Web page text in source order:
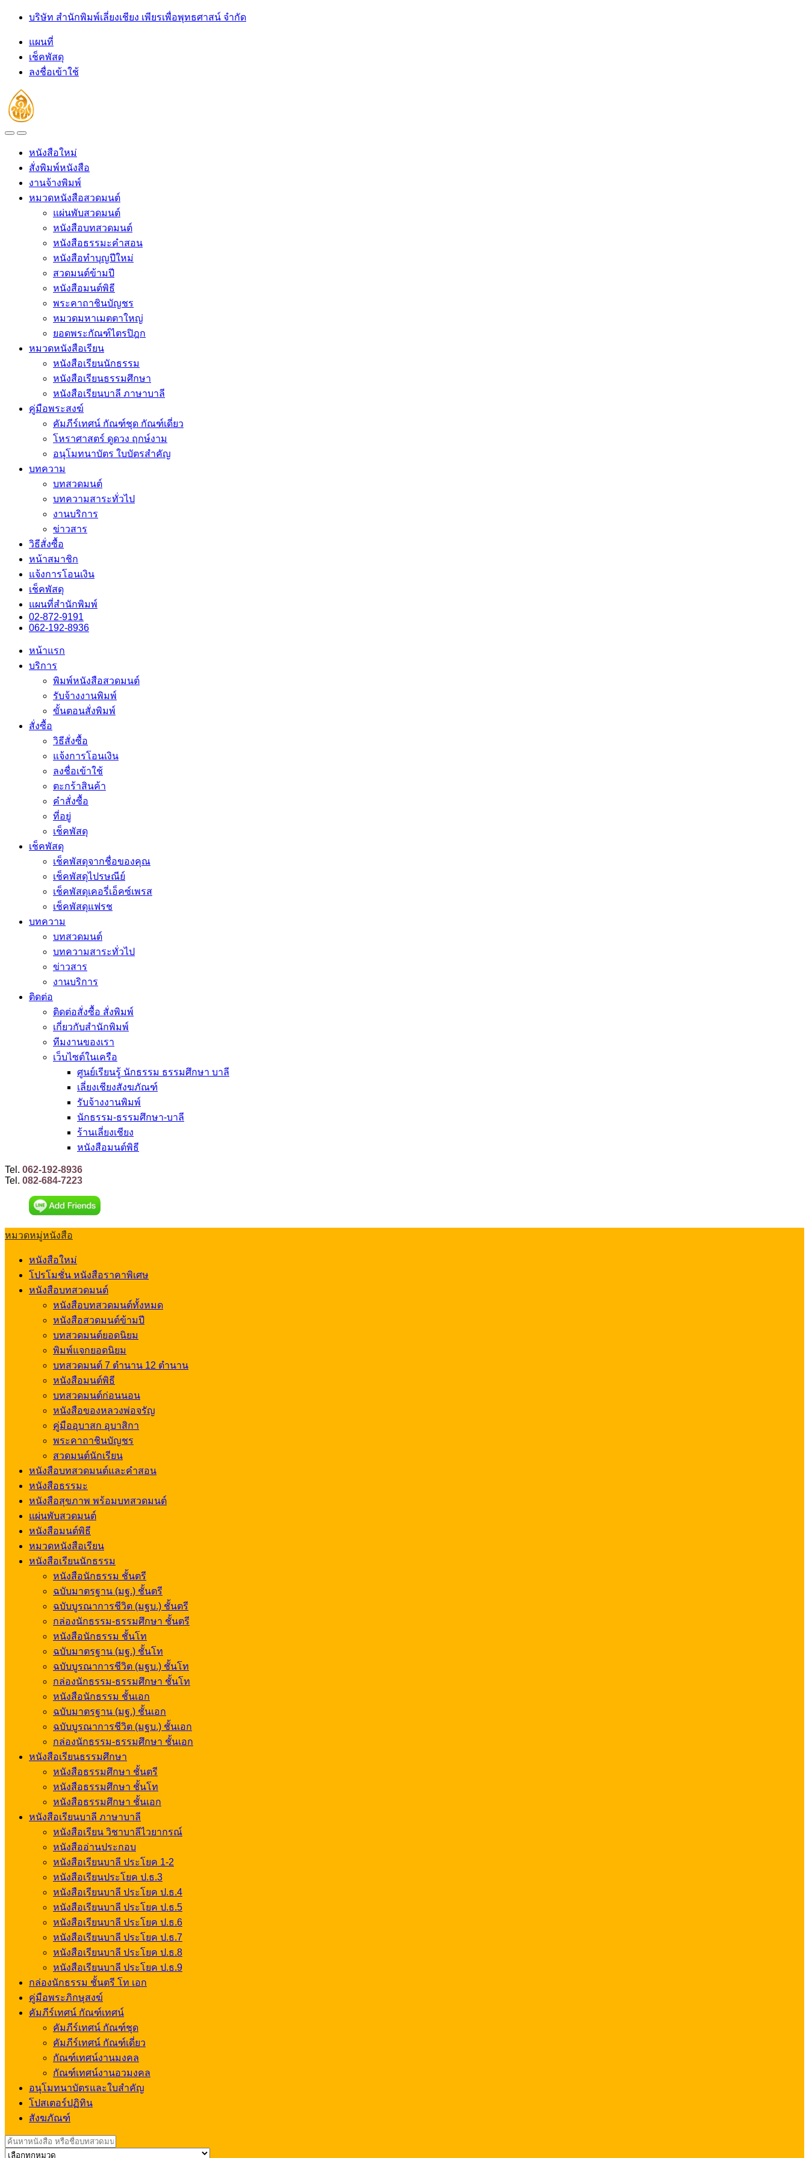
Skip
navigation
Skip
บริษัท สำนักพิมพ์เลี่ยงเชียง เพียรเพื่อพุทธศาสน์ จำกัด
แผนที่
เช็คพัสดุ
ลงชื่อเข้าใช้
OpenClose
หนังสือใหม่
สั่งพิมพ์หนังสือ
งานจ้างพิมพ์
หมวดหนังสือสวดมนต์
แผ่นพับสวดมนต์
หนังสือบทสวดมนต์
หนังสือธรรมะคำสอน
หนังสือทำบุญปีใหม่
สวดมนต์ข้ามปี
หนังสือมนต์พิธี
พระคาถาชินบัญชร
หมวดมหาเมตตาใหญ่
ยอดพระกัณฑ์ไตรปิฎก
หมวดหนังสือเรียน
หนังสือเรียนนักธรรม
หนังสือเรียนธรรมศึกษา
หนังสือเรียนบาลี ภาษาบาลี
คู่มือพระสงฆ์
คัมภีร์เทศน์ กัณฑ์ชุด กัณฑ์เดี่ยว
โหราศาสตร์ ดูดวง ฤกษ์งาม
อนุโมทนาบัตร ใบบัตรสำคัญ
บทความ
บทสวดมนต์
บทความสาระทั่วไป
งานบริการ
ข่าวสาร
วิธีสั่งซื้อ
หน้าสมาชิก
แจ้งการโอนเงิน
เช็คพัสดุ
แผนที่สำนักพิมพ์
02-872-9191
062-192-8936
หน้าแรก
บริการ
พิมพ์หนังสือสวดมนต์
รับจ้างงานพิมพ์
ขั้นตอนสั่งพิมพ์
สั่งซื้อ
วิธีสั่งซื้อ
แจ้งการโอนเงิน
ลงชื่อเข้าใช้
ตะกร้าสินค้า
คำสั่งซื้อ
ที่อยู่
เช็คพัสดุ
เช็คพัสดุ
เช็คพัสดุจากชื่อของคุณ
เช็คพัสดุไปรษณีย์
เช็คพัสดุเคอรี่เอ็คซ์เพรส
เช็คพัสดุแฟรช
บทความ
บทสวดมนต์
บทความสาระทั่วไป
ข่าวสาร
งานบริการ
ติดต่อ
ติดต่อสั่งซื้อ สั่งพิมพ์
เกี่ยวกับสำนักพิมพ์
ทีมงานของเรา
เว็บไซต์ในเครือ
ศูนย์เรียนรู้ นักธรรม ธรรมศึกษา บาลี
เลี่ยงเชียงสังฆภัณฑ์
รับจ้างงานพิมพ์
นักธรรม-ธรรมศึกษา-บาลี
ร้านเลี่ยงเชียง
หนังสือมนต์พิธี
Tel. 062-192-8936
Tel. 082-684-7223
หมวดหมู่หนังสือ
หนังสือใหม่
โปรโมชั่น หนังสือราคาพิเศษ
หนังสือบทสวดมนต์
หนังสือบทสวดมนต์ทั้งหมด
หนังสือสวดมนต์ข้ามปี
บทสวดมนต์ยอดนิยม
พิมพ์แจกยอดนิยม
บทสวดมนต์ 7 ตำนาน 12 ตำนาน
หนังสือมนต์พิธี
บทสวดมนต์ก่อนนอน
หนังสือของหลวงพ่อจรัญ
คู่มืออุบาสก อุบาสิกา
พระคาถาชินบัญชร
สวดมนต์นักเรียน
หนังสือบทสวดมนต์และคำสอน
หนังสือธรรมะ
หนังสือสุขภาพ พร้อมบทสวดมนต์
แผ่นพับสวดมนต์
หนังสือมนต์พิธี
หมวดหนังสือเรียน
หนังสือเรียนนักธรรม
หนังสือนักธรรม ชั้นตรี
ฉบับมาตรฐาน (มฐ.) ชั้นตรี
ฉบับบูรณาการชีวิต (มฐบ.) ชั้นตรี
กล่องนักธรรม-ธรรมศึกษา ชั้นตรี
หนังสือนักธรรม ชั้นโท
ฉบับมาตรฐาน (มฐ.) ชั้นโท
ฉบับบูรณาการชีวิต (มฐบ.) ชั้นโท
กล่องนักธรรม-ธรรมศึกษา ชั้นโท
หนังสือนักธรรม ชั้นเอก
ฉบับมาตรฐาน (มฐ.) ชั้นเอก
ฉบับบูรณาการชีวิต (มฐบ.) ชั้นเอก
กล่องนักธรรม-ธรรมศึกษา ชั้นเอก
หนังสือเรียนธรรมศึกษา
หนังสือธรรมศึกษา ชั้นตรี
หนังสือธรรมศึกษา ชั้นโท
หนังสือธรรมศึกษา ชั้นเอก
หนังสือเรียนบาลี ภาษาบาลี
หนังสือเรียน วิชาบาลีไวยากรณ์
หนังสืออ่านประกอบ
หนังสือเรียนบาลี ประโยค 1-2
หนังสือเรียนประโยค ป.ธ.3
หนังสือเรียนบาลี ประโยค ป.ธ.4
หนังสือเรียนบาลี ประโยค ป.ธ.5
หนังสือเรียนบาลี ประโยค ป.ธ.6
หนังสือเรียนบาลี ประโยค ป.ธ.7
หนังสือเรียนบาลี ประโยค ป.ธ.8
หนังสือเรียนบาลี ประโยค ป.ธ.9
กล่องนักธรรม ชั้นตรี โท เอก
คู่มือพระภิกษุสงฆ์
คัมภีร์เทศน์ กัณฑ์เทศน์
คัมภีร์เทศน์ กัณฑ์ชุด
คัมภีร์เทศน์ กัณฑ์เดี่ยว
กัณฑ์เทศน์งานมงคล
กัณฑ์เทศน์งานอวมงคล
อนุโมทนาบัตรและใบสำคัญ
โปสเตอร์ปฏิทิน
สังฆภัณฑ์
Search
for: